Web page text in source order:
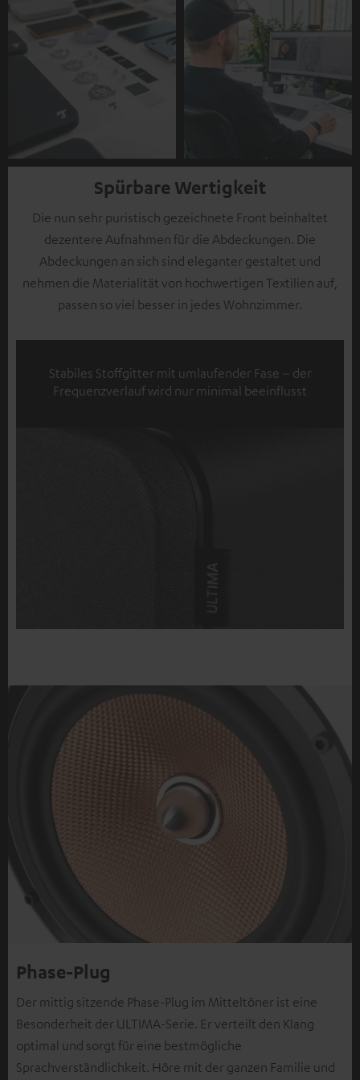
Spürbare Wertigkeit
Die nun sehr puristisch gezeichnete Front beinhaltet
dezentere Aufnahmen für die Abdeckungen. Die
Abdeckungen an sich sind eleganter gestaltet und
nehmen die Materialität von hochwertigen Textilien auf,
passen so viel besser in jedes Wohnzimmer.
Stabiles Stoffgitter mit umlaufender Fase – der
Frequenzverlauf wird nur minimal beeinflusst
Phase-Plug
Der mittig sitzende Phase-Plug im Mitteltöner ist eine
Besonderheit der ULTIMA-Serie. Er verteilt den Klang
optimal und sorgt für eine bestmögliche
Sprachverständlichkeit. Höre mit der ganzen Familie und